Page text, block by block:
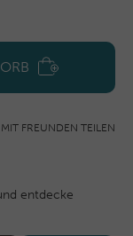
MIT FREUNDEN TEILEN
entdecke